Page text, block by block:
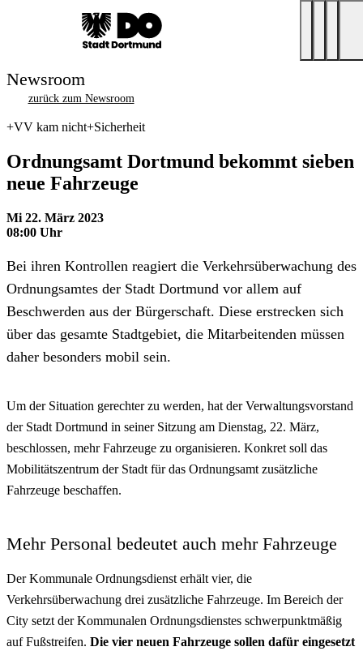
Newsroom
zurück zum Newsroom
+VV kam nicht+Sicherheit
Ordnungsamt Dortmund bekommt sieben
neue Fahrzeuge
Mi 22. März 2023
08:00 Uhr
Bei ihren Kontrollen reagiert die Verkehrsüberwachung des
Ordnungsamtes der Stadt Dortmund vor allem auf
Beschwerden aus der Bürgerschaft. Diese erstrecken sich
über das gesamte Stadtgebiet, die Mitarbeitenden müssen
daher besonders mobil sein.
Um der Situation gerechter zu werden, hat der Verwaltungsvorstand
der Stadt Dortmund in seiner Sitzung am Dienstag, 22. März,
beschlossen, mehr Fahrzeuge zu organisieren. Konkret soll das
Mobilitätszentrum der Stadt für das Ordnungsamt zusätzliche
Fahrzeuge beschaffen.
Mehr Personal bedeutet auch mehr Fahrzeuge
Der Kommunale Ordnungsdienst erhält vier, die
Verkehrsüberwachung drei zusätzliche Fahrzeuge. Im Bereich der
City setzt der Kommunalen Ordnungsdienstes schwerpunktmäßig
auf Fußstreifen. Die vier neuen Fahrzeuge sollen dafür eingesetzt